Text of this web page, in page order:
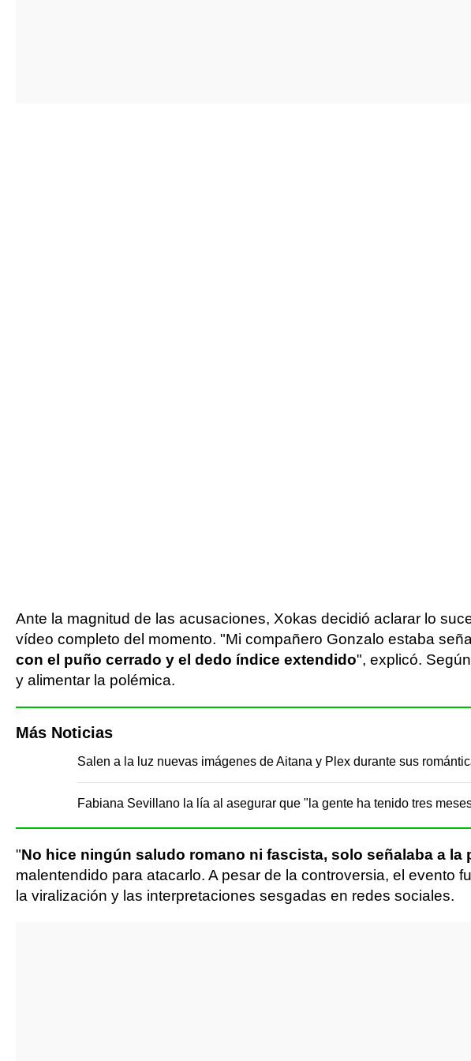
Ante la magnitud de las acusaciones, Xokas decidió aclarar lo
vídeo completo del momento. "Mi compañero Gonzalo estaba
con el puño cerrado y el dedo índice extendido", explicó.
y alimentar la polémica.
Más Noticias
Salen a la luz nuevas imágenes de Aitana y Plex durante sus
Fabiana Sevillano la lía al asegurar que "la gente ha tenido tres
"No hice ningún saludo romano ni fascista, solo señalaba a la
malentendido para atacarlo. A pesar de la controversia, el evento
la viralización y las interpretaciones sesgadas en redes sociales.